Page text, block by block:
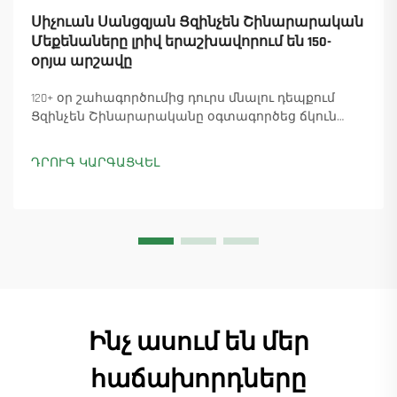
Սիչուան Սանցզյան Ցզինչեն Շինարարական
Մեքենաները լրիվ երաշխավորում են 150-
օրյա արշավը
120+ օր շահագործումից դուրս մնալու դեպքում
Ցզինչեն Շինարարականը օգտագործեց ճկուն
ապահովելով 18 աշտարակային ճանկային
տնտեսուղղիչների մատուցումը և ապահովելով
ԴՐՈՒԳ ԿԱՐԳԱՑՎԵԼ
Ինչ ասում են մեր
հաճախորդները